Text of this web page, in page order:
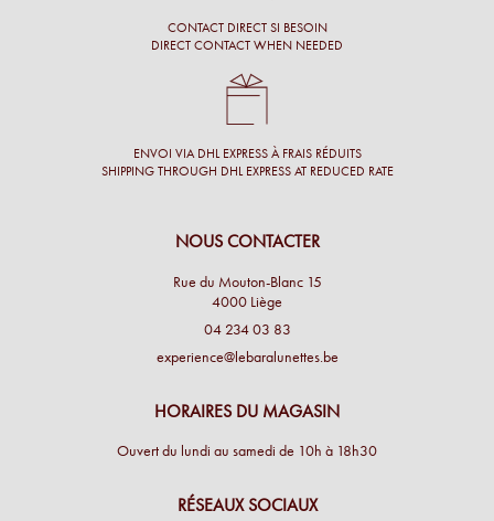
CONTACT DIRECT SI BESOIN
DIRECT CONTACT WHEN NEEDED
ENVOI VIA DHL EXPRESS À FRAIS RÉDUITS
SHIPPING THROUGH DHL EXPRESS AT REDUCED RATE
NOUS CONTACTER
Rue du Mouton-Blanc 15
4000 Liège
04 234 03 83
experience@lebaralunettes.be
HORAIRES DU MAGASIN
Ouvert du lundi au samedi de 10h à 18h30
RÉSEAUX SOCIAUX